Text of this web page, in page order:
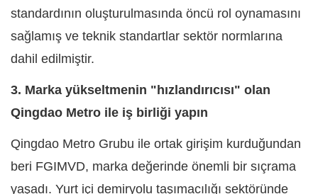
standardının oluşturulmasında öncü rol oynamasını
sağlamış ve teknik standartlar sektör normlarına
dahil edilmiştir.
3. Marka yükseltmenin "hızlandırıcısı" olan
Qingdao Metro ile iş birliği yapın
Qingdao Metro Grubu ile ortak girişim kurduğundan
beri FGIMVD, marka değerinde önemli bir sıçrama
yaşadı. Yurt içi demiryolu taşımacılığı sektöründe